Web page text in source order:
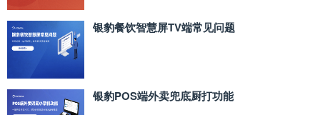
银豹餐饮智慧屏TV端常见问题
银豹POS端外卖兜底厨打功能